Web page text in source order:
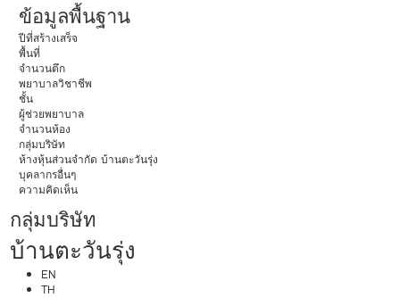
ข้อมูลพื้นฐาน
ปีที่สร้างเสร็จ
พื้นที่
จำนวนตึก
พยาบาลวิชาชีพ
ชั้น
ผู้ช่วยพยาบาล
จำนวนห้อง
กลุ่มบริษัท
ห้างหุ้นส่วนจำกัด บ้านตะวันรุ่ง
บุคลากรอื่นๆ
ความคิดเห็น
กลุ่มบริษัท
บ้านตะวันรุ่ง
EN
TH